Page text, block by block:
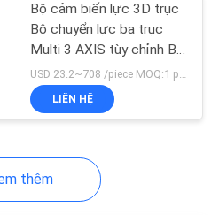
tải
tải thang
Bộ cảm biến lực 3D trục
Bộ chuyển lực ba trục
Multi 3 AXIS tùy chỉnh Bộ
cảm biến tế bào tải Bộ
cảm biến lực 5000N trên
trục quay
USD 23.2~708 /piece MOQ:1 phần trăm
LIÊN HỆ
thêm